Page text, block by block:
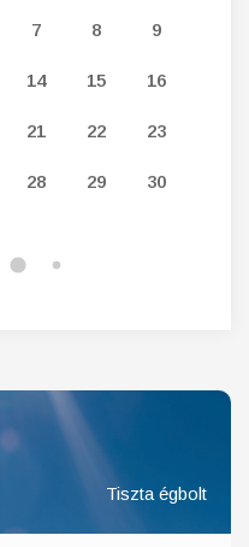
7 8 9
14 15 16
21 22 23
28 29 30
Tiszta égbolt